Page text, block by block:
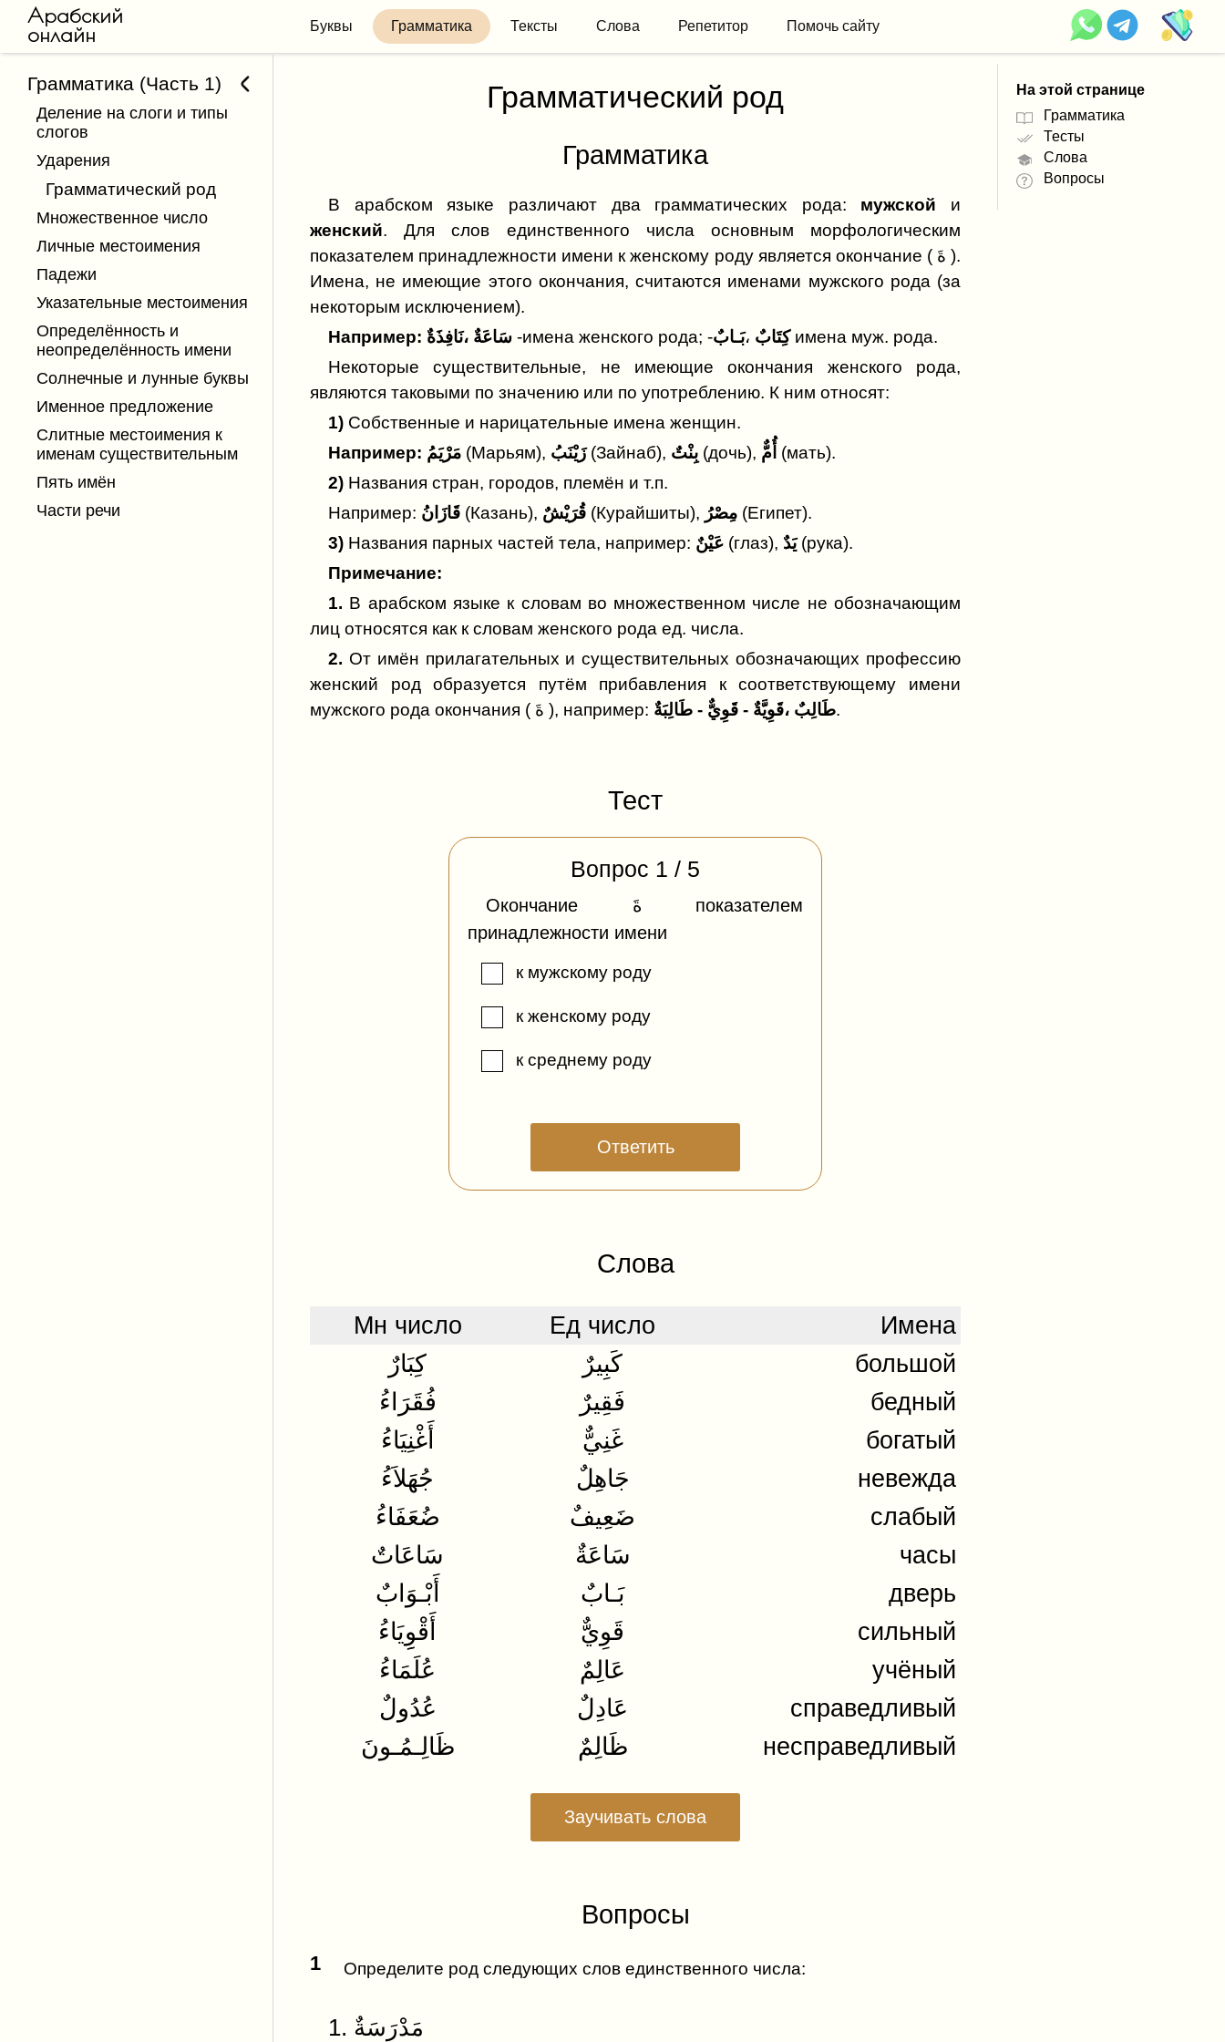
Арабский
онлайн
Буквы Грамматика Тексты Слова Репетитор Помочь сайту
Грамматика (Часть 1)
Деление на слоги и типы
слогов
Ударения
Грамматический род
Множественное число
Личные местоимения
Падежи
Указательные местоимения
Определённость и
неопределённость имени
Солнечные и лунные буквы
Именное предложение
Слитные местоимения к
именам существительным
Пять имён
Части речи
Грамматический род
Грамматика
В арабском языке различают два грамматических рода: мужской
и
женский. Для слов единственного числа основным морфологическим
показателем принадлежности имени к женскому роду является окончание ( ةَ ).
Имена, не имеющие этого окончания, считаются именами мужского рода (за
некоторым исключением).
Например: سَاعَةٌ ،نَافِذَةٌ -имена женского рода; - كِتَابٌ ،بَـابٌ
имена муж. рода.
Некоторые существительные, не имеющие окончания женского рода,
являются таковыми по значению или по употреблению. К ним относят:
1) Собственные и нарицательные имена женщин.
Например: مَرْيَمُ (Марьям), زَيْنَبُ (Зайнаб), بِنْتٌ (дочь), أُمٌّ (мать).
2) Названия стран, городов, племён и т.п.
Например: قَازَانُ (Казань), قُرَيْشٌ (Курайшиты), مِصْرُ (Египет).
3) Названия парных частей тела, например: عَيْنٌ (глаз), يَدٌ (рука).
Примечание:
1. В арабском языке к словам во множественном числе не обозначающим
лиц относятся как к словам женского рода ед. числа.
2. От имён прилагательных и существительных обозначающих профессию
женский род образуется путём прибавления к соответствующему имени
мужского рода окончания ( ةَ ), например: طَالِبٌ ،قَوِيَّةٌ - قَوِيٌّ - طَالِبَةٌ.
Тест
Вопрос 1 / 5
Окончание ةَ показателем
принадлежности имени
к мужскому роду
к женскому роду
к среднему роду
Ответить
Слова
Мн число Ед число
Имена
كِبَارٌ
كَبِيرٌ
большой
فُقَرَاءُ
فَقِيرٌ
бедный
أَغْنِيَاءُ
غَنِيٌّ
богатый
جُهَلاَءُ
جَاهِلٌ
невежда
ضُعَفَاءُ
ضَعِيفٌ
слабый
سَاعَاتٌ
سَاعَةٌ
часы
أَبْـوَابٌ
بَـابٌ
дверь
أَقْوِِيَاءُ
قَوِيٌّ
сильный
عُلَمَاءُ
عَالِمٌ
учёный
عُدُولٌ
عَادِلٌ
справедливый
ظَالِـمُـونَ
ظَالِمٌ несправедливый
أَقْوِِيَاءُ
Заучивать слова
Вопросы
1 Определите род следующих слов единственного числа:
На этой странице
Грамматика
Тесты
Слова
Вопросы